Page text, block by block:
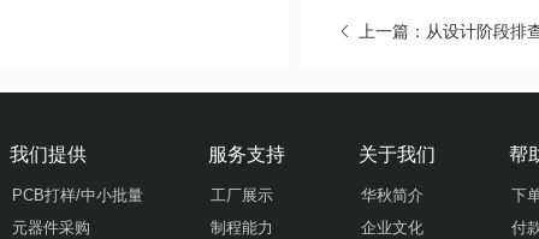
上一篇：从设计阶段排
我们提供
PCB打样/中小批量
元器件采购
服务支持
工厂展示
制程能力
关于我们
华秋简介
企业文化
帮
下
付